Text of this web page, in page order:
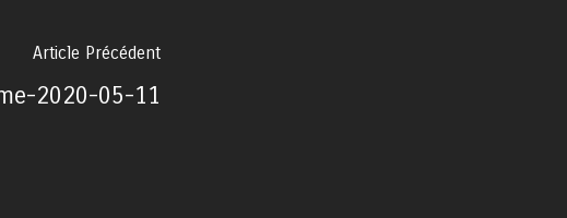
Article Précédent
2020-05-11